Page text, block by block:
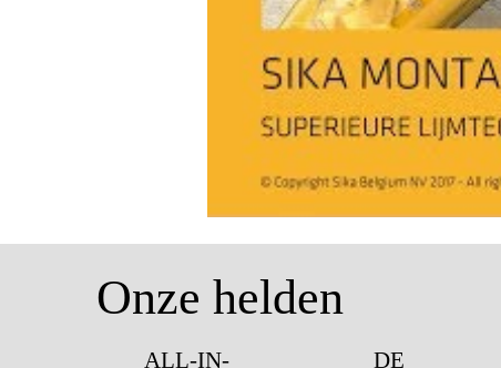
Onze helden
ALL-IN-
DE